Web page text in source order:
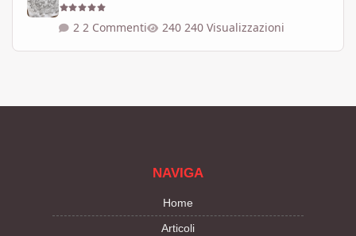
2 Commenti 240 Visualizzazioni
NAVIGA
Home
Articoli